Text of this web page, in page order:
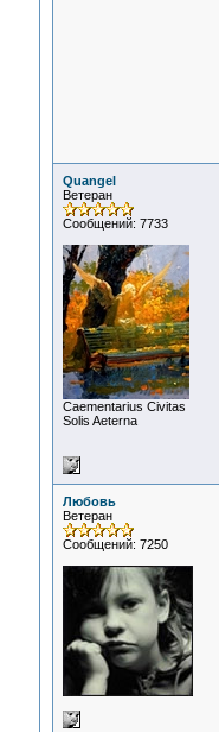
Quangel
Ветеран
Сообщений: 7733
Сaementarius Civitas
Solis Aeterna
Любовь
Ветеран
Сообщений: 7250